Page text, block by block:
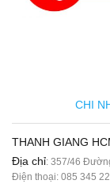
CHI
THANH GIANG
Địa chỉ: 357/46
Điện thoại: 085 345